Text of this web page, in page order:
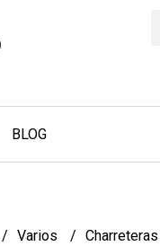
BLOG
Varios
Charreteras